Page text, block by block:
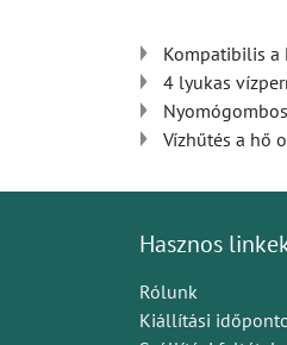
Kompatibilis a
4 lyukas
Vízhűtés a hő
Hasznos
Rólunk
Kiállítási